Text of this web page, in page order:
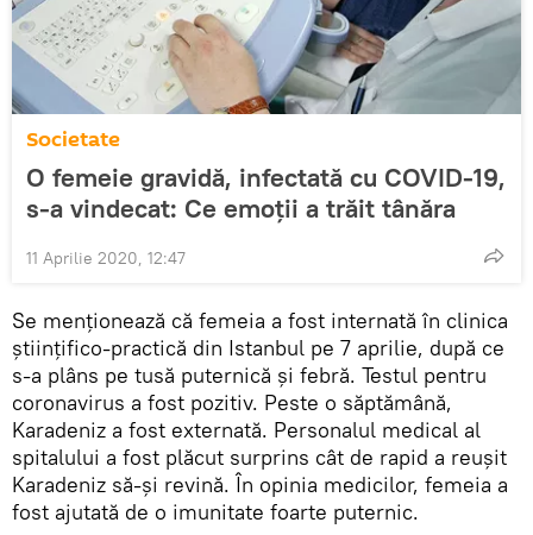
Societate
O femeie gravidă, infectată cu COVID-19,
s-a vindecat: Ce emoții a trăit tânăra
11 Aprilie 2020, 12:47
Se menționează că femeia a fost internată în clinica
științifico-practică din Istanbul pe 7 aprilie, după ce
s-a plâns pe tusă puternică și febră. Testul pentru
coronavirus a fost pozitiv. Peste o săptămână,
Karadeniz a fost externată. Personalul medical al
spitalului a fost plăcut surprins cât de rapid a reușit
Karadeniz să-și revină. În opinia medicilor, femeia a
fost ajutată de o imunitate foarte puternic.